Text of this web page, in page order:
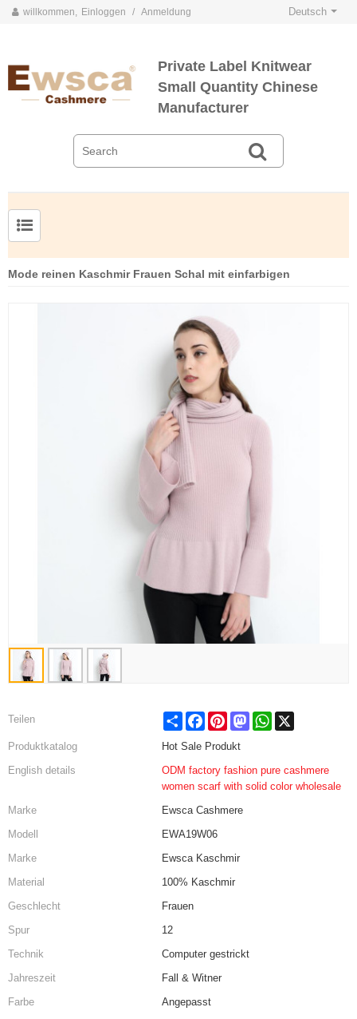
willkommen, Einloggen / Anmeldung Deutsch
Private Label Knitwear
Small Quantity Chinese
Manufacturer
Mode reinen Kaschmir Frauen Schal mit einfarbigen
Teilen Share FacebookPinterestMastodonWhatsApp
Produktkatalog
Hot Sale Produkt
English details
ODM factory fashion pure cashmere
women scarf with solid color wholesale
Marke
Ewsca Cashmere
Modell
EWA19W06
Marke
Ewsca Kaschmir
Material
100% Kaschmir
Geschlecht
Frauen
Spur
12
Technik
Computer gestrickt
Jahreszeit
Fall & Witner
Farbe
Angepasst